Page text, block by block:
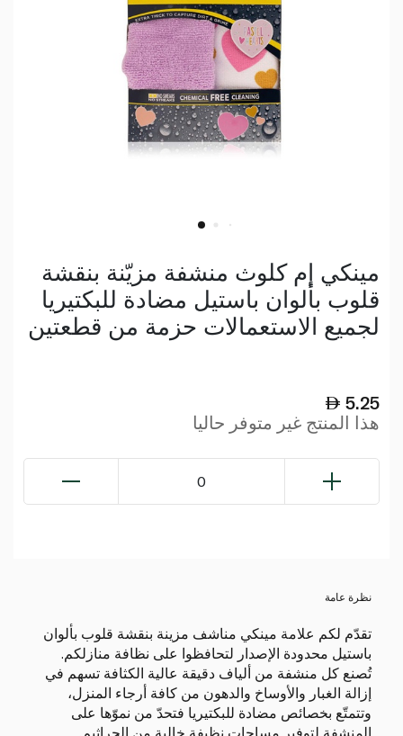
مينكي إم كلوث منشفة مزيّنة بنقشة
قلوب بألوان باستيل مضادة للبكتيريا
لجميع الاستعمالات حزمة من قطعتين
5.25
هذا المنتج غير متوفر حاليا
0
نظرة عامة
تقدّم لكم علامة مينكي مناشف مزينة بنقشة قلوب بألوان
باستيل محدودة الإصدار لتحافظوا على نظافة منازلكم.
تُصنع كل منشفة من ألياف دقيقة عالية الكثافة تسهم في
إزالة الغبار والأوساخ والدهون من كافة أرجاء المنزل،
وتتمتّع بخصائص مضادة للبكتيريا فتحدّ من نموّها على
المنشفة لتوفير مساحات نظيفة خالية من الجراثيم.